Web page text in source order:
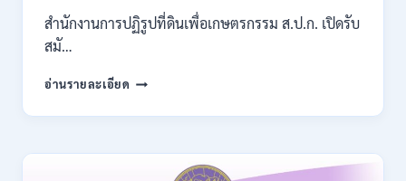
–
28780
10
21
2569
สำนักงานการปฏิรูปที่ดินเพื่อเกษตรกรรม ส.ป.ก. เปิดรับ
สมั…
อ่านรายละเอียด สำนักงาน
ปฏิรูป
เพื่อ
เกษตรกรรม